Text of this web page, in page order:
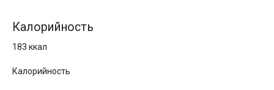
Калорийность
183 ккал
Калорийность